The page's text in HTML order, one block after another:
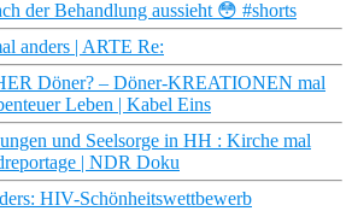
der Behandlung aussieht 😳 #shorts
anders | ARTE Re:
Döner? – Döner-KREATIONEN mal
Leben | Kabel Eins
und Seelsorge in HH : Kirche mal
| NDR Doku
HIV-Schönheitswettbewerb